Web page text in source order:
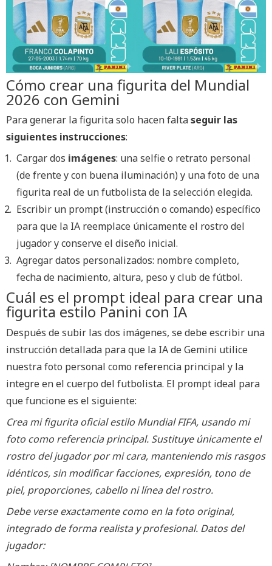
Cómo crear una figurita del Mundial
2026 con Gemini
Para generar la figurita solo hacen faltaseguir las
siguientes instrucciones:
Cargar dos imágenes: una selfie o retrato personal
(de frente y con buena iluminación) y una foto de una
figurita real de un futbolista de la selección elegida.
Escribir un prompt (instrucción o comando) específico
para que la IA reemplace únicamente el rostro del
jugador y conserve el diseño inicial.
Agregar datos personalizados: nombre completo,
fecha de nacimiento, altura, peso y club de fútbol.
Cuál es el prompt ideal para crear una
figurita estilo Panini con IA
Después de subir las dos imágenes, se debe escribir una
instrucción detallada para que la IA de Gemini utilice
nuestra foto personal como referencia principal y la
integre en el cuerpo del futbolista. El prompt ideal para
que funcione es el siguiente:
Crea mi figurita oficial estilo Mundial FIFA, usando mi
foto como referencia principal. Sustituye únicamente el
rostro del jugador por mi cara, manteniendo mis rasgos
idénticos, sin modificar facciones, expresión, tono de
piel, proporciones, cabello ni línea del rostro.
Debe verse exactamente como en la foto original,
integrado de forma realista y profesional. Datos del
jugador: